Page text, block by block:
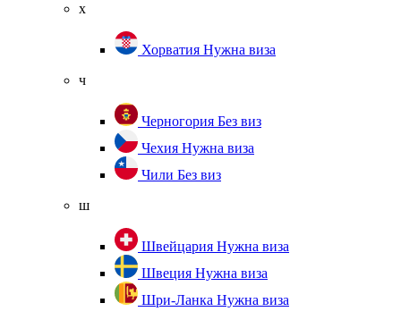
х
Хорватия Нужна виза
ч
Черногория Без виз
Чехия Нужна виза
Чили Без виз
ш
Швейцария Нужна виза
Швеция Нужна виза
Шри-Ланка Нужна виза